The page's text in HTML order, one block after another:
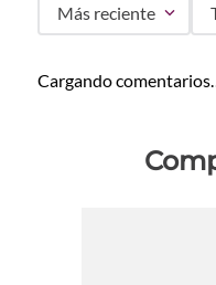
Más reciente
Cargando comentarios…